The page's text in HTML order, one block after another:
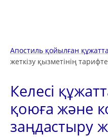
Апостиль қойылған
жеткізу қызметінің
Келесі
қоюға және
заңдастыру